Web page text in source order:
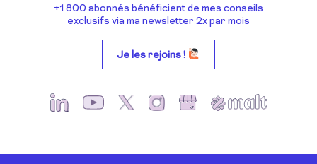
+1 800 abonnés bénéficient de mes conseils
exclusifs via ma newsletter 2x par mois
Je les rejoins !